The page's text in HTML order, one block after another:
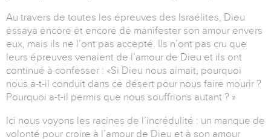
Au travers de toutes les épreuves des Israélites, Dieu
essaya encore et encore de manifester son amour envers
eux, mais ils ne l’ont pas accepté. Ils n’ont pas cru que
leurs épreuves venaient de l’amour de Dieu et ils ont
continué à confesser : «Si Dieu nous aimait, pourquoi
nous a-t-il conduit dans ce désert pour nous faire mourir ?
Pourquoi a-t-il permis que nous souffrions autant ? »
Ici nous voyons les racines de l’incrédulité : un manque de
volonté pour croire à l’amour de Dieu et à son amour